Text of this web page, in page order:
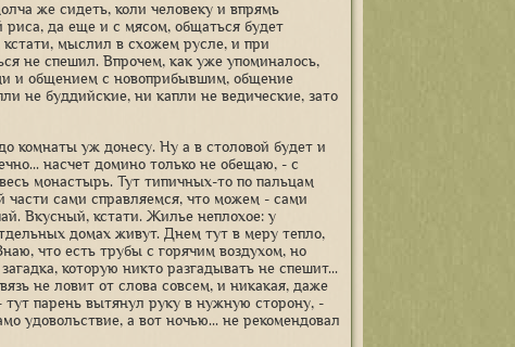
же сидеть, коли человеку и впрямь
риса, да еще и с мясом, общаться будет
кстати, мыслил в схожем русле, и при
не спешил. Впрочем, как уже упоминалось,
и общением с новоприбывшим, общение
не буддийские, ни капли не ведические, зато
комнаты уж донесу. Ну а в столовой будет и
насчет домино только не обещаю, - с
монастырь. Тут типичных-то по пальцам
сами справляемся, что можем - сами
Вкусный, кстати. Жилье неплохое: у
домах живут. Днем тут в меру тепло,
что есть трубы с горячим воздухом, но
которую никто разгадывать не спешит...
не ловит от слова совсем, и никакая, даже
тут парень вытянул руку в нужную сторону, -
удовольствие, а вот ночью... не рекомендовал